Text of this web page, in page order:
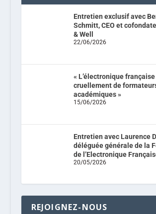
Entretien exclusif avec
Schmitt, CEO et
& Well
22/06/2026
« L’électronique
cruellement de
académiques »
15/06/2026
Entretien avec Laurence
déléguée générale de la
de l’Electronique
20/05/2026
REJOIGNEZ-NOUS